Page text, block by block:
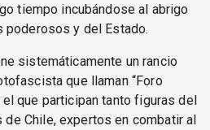
tiempo incubándose al abrigo
y del Estado.
sistemáticamente un rancio
que llaman “Foro
el que participan tanto figuras del
de Chile, expertos en combatir al